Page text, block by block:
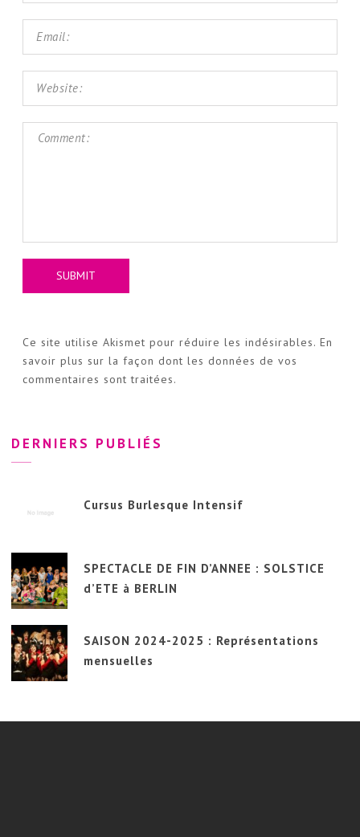
Ce site utilise Akismet pour réduire les indésirables. En
savoir plus sur la façon dont les données de vos
commentaires sont traitées.
DERNIERS PUBLIÉS
Cursus Burlesque Intensif
SPECTACLE DE FIN D’ANNEE : SOLSTICE
d’ETE à BERLIN
SAISON 2024-2025 : Représentations
mensuelles